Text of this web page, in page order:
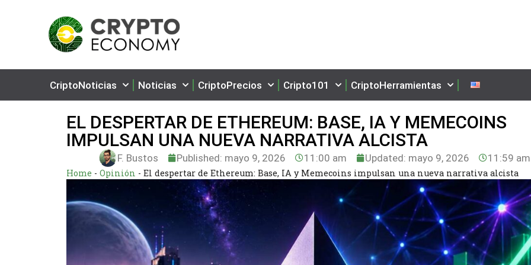
CriptoNoticias Noticias CriptoPrecios Cripto101 CriptoHerramientas
EL DESPERTAR DE ETHEREUM: BASE, IA Y MEMECOINS
IMPULSAN UNA NUEVA NARRATIVA ALCISTA
F. Bustos Published: mayo 9, 2026 11:00 am Updated: mayo 9, 2026 11:59 am
Home - Opinión - El despertar de Ethereum: Base, IA y Memecoins impulsan una nueva narrativa alcista